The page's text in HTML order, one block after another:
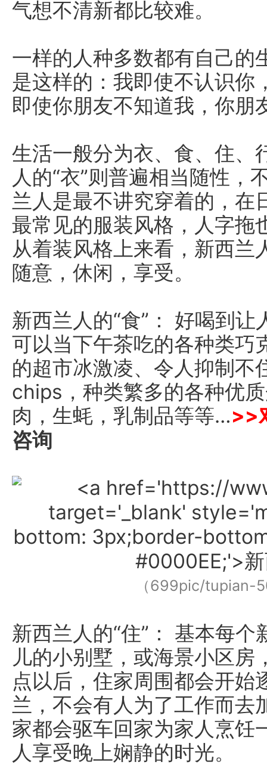
气想不清新都比较难。
一样的人种多数都有自己的
是这样的：我即使不认识你
即使你朋友不知道我，你朋
生活一般分为衣、食、住、
人的“衣”则普遍相当随性，
兰人是最不讲究穿着的，在
最常见的服装风格，人字拖
从着装风格上来看，新西兰
随意，休闲，享受。
新西兰人的“食”： 好喝到
可以当下午茶吃的各种类巧
的超市冰激凌、令人抑制不
chips，种类繁多的各种优
肉，生蚝，乳制品等等…>>
咨询
（699pic/tupian-
新西兰人的“住”： 基本每
儿的小别墅，或海景小区房
点以后，住家周围都会开始
兰，不会有人为了工作而去
家都会驱车回家为家人烹饪
人享受晚上娴静的时光。